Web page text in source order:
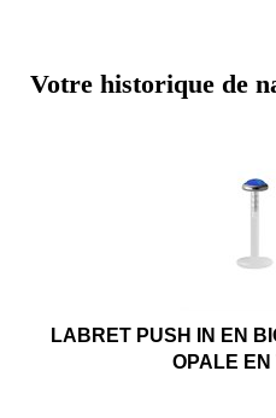
Votre historique de
LABRET PUSH IN EN
OPALE EN